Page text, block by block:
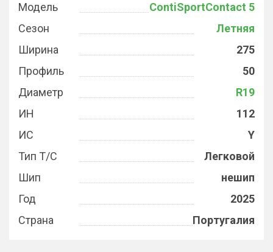
Модель
ContiSportContact 5
Сезон
Летняя
Ширина
275
Профиль
50
Диаметр
R19
ИН
112
ИС
Y
Тип Т/С
Легковой
Шип
нешип
Год
2025
Страна
Португалия